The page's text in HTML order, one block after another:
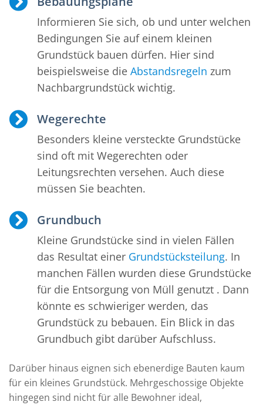
Informieren Sie sich, ob und unter welchen
Bedingungen Sie auf einem kleinen
Grundstück bauen dürfen. Hier sind
beispielsweise die Abstandsregeln zum
Nachbargrundstück wichtig.
Wegerechte
Besonders kleine versteckte Grundstücke
sind oft mit Wegerechten oder
Leitungsrechten versehen. Auch diese
müssen Sie beachten.
Grundbuch
Kleine Grundstücke sind in vielen Fällen
das Resultat einer Grundstücksteilung. In
manchen Fällen wurden diese Grundstücke
für die Entsorgung von Müll genutzt . Dann
könnte es schwieriger werden, das
Grundstück zu bebauen. Ein Blick in das
Grundbuch gibt darüber Aufschluss.
Darüber hinaus eignen sich ebenerdige Bauten kaum
für ein kleines Grundstück. Mehrgeschossige Objekte
hingegen sind nicht für alle Bewohner ideal,